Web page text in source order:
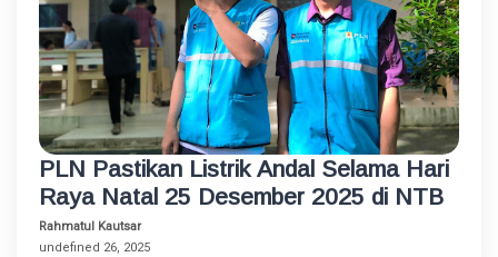
PLN Pastikan Listrik Andal Selama Hari
Raya Natal 25 Desember 2025 di NTB
Rahmatul Kautsar
undefined 26, 2025